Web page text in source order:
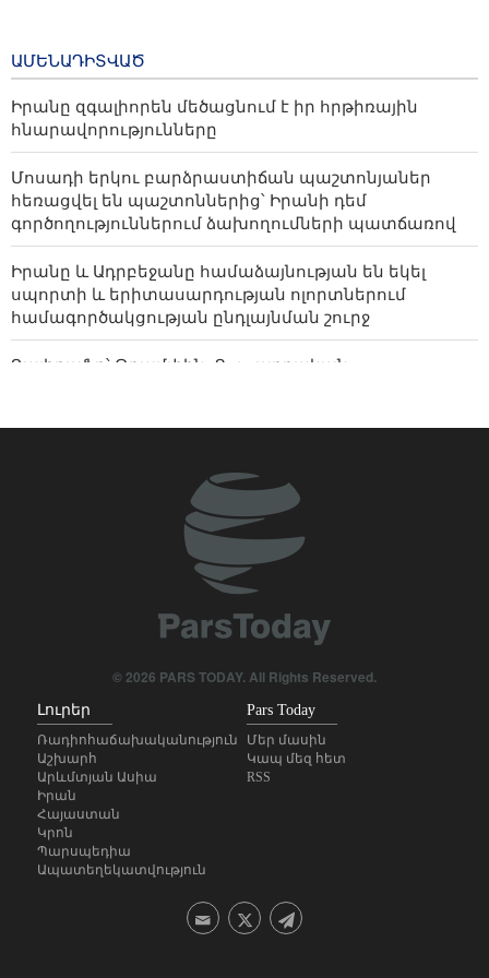
համաձայնության են եկել
սպորտի և
երիտասարդության
ոլորտներում
համագործակցության
ընդլայնման շուրջ
22 hours ago
ԱՄԵՆԱԴԻՏՎԱԾ
Իրանը զգալիորեն մեծացնում է իր հրթիռային
հնարավորությունները
Մոսադի երկու բարձրաստիճան պաշտոնյաներ
հեռացվել են պաշտոններից՝ Իրանի դեմ
գործողություններում ձախողումների պատճառով
Իրանը և Ադրբեջանը համաձայնության են եկել
սպորտի և երիտասարդության ոլորտներում
համագործակցության ընդլայնման շուրջ
Ղալիբաֆը՝ Թրամփին. Ցուցադրական
Մշակույթը՝ որպես ժողովուրդներին կապող կամուրջ
The Atlantic․ Իրանը հասկացել է Թրամփի բլեֆը, իսկ
Վաշինգտոնը հայտնվել է վտանգավոր
երկընտրանքի առաջ
Սանդերս․ Թրամփը կոռումպացված է և ԱՄՆ-ին
ներքաշել է աղետալի պատերազմի մեջ
Մեկնաբանություն- ինչո՞ւ ԱՄՆ-ում սիոնիստական
լոբբին այլևս նախկինի ազդեցությունը չունի
Իրանը և Օմանը համաձայնության են գալիս
Հորմուզի հարցում, սակայն ոչ Դոնալդ Թրամփի
պահանջած ձևաչափով
Հայ-իրանական մշակույթն ու խոհանոցը մեկ
տեղում. Սիսիանում կանցկացվի «Նավասարդ»
փառատոնը
© 2026 PARS TODAY. All Rights Reserved.
Լուրեր
Ռադիոհաճախականություն
Աշխարհ
Արևմտյան Ասիա
Իրան
Հայաստան
Կրոն
Պարսպեդիա
Ապատեղեկատվություն
Pars Today
Մեր մասին
Կապ մեզ հետ
RSS